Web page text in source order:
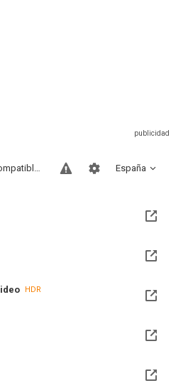
España
Sitios compatibles
HDR
del Vie, 14 Ago 2026 (En 8 días)